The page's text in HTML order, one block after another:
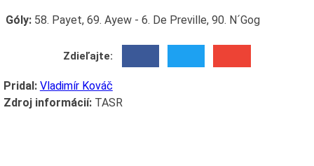
Góly:58. Payet, 69. Ayew - 6. De Preville, 90. N´Gog
Zdieľajte:
Pridal: Vladimír Kováč
Zdroj informácií:TASR